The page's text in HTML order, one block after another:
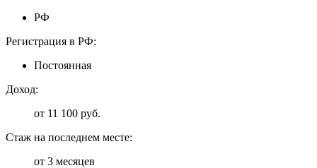
РФ
Регистрация в РФ:
Постоянная
Доход:
от 11 100 руб.
Стаж на последнем месте:
от 3 месяцев